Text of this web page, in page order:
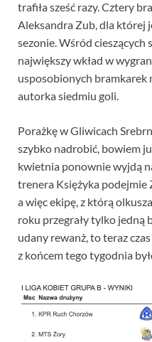
trafiła sześć razy. Cztery
Aleksandra Zub, dla której
sezonie. Wśród
największy wkład w
usposobionych bramkarek
autorka siedmiu goli.
Porażkę w Gliwicach
szybko nadrobić, bowiem
kwietnia ponownie wyjdą
trenera Księżyka podejmie
a więc ekipę, z którą
roku przegrały tylko jedną
udany rewanż, to teraz
z końcem tego tygodnia